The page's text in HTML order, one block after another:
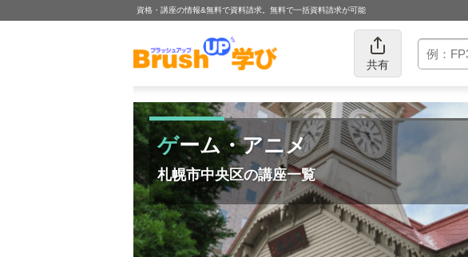
資格・講座の情報&無料で資料請求。無料で一括資料請求が可能
共有
ゲーム・アニメ
札幌市中央区の講座一覧